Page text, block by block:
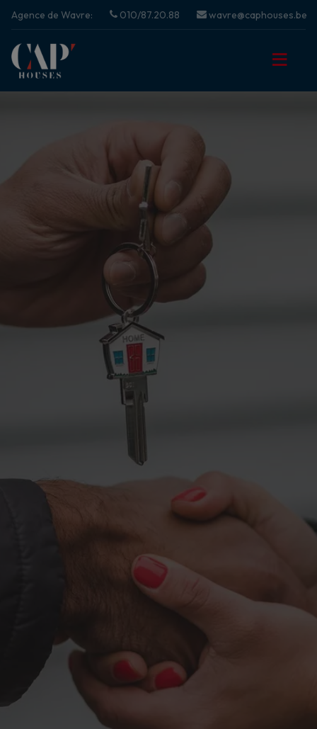
Agence de Wavre: 010/87.20.88 wavre@caphouses.be